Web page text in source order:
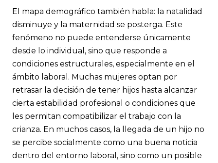
El mapa demográfico también habla: la natalidad
disminuye y la maternidad se posterga. Este
fenómeno no puede entenderse únicamente
desde lo individual, sino que responde a
condiciones estructurales, especialmente en el
ámbito laboral. Muchas mujeres optan por
retrasar la decisión de tener hijos hasta alcanzar
cierta estabilidad profesional o condiciones que
les permitan compatibilizar el trabajo con la
crianza. En muchos casos, la llegada de un hijo no
se percibe socialmente como una buena noticia
dentro del entorno laboral, sino como un posible